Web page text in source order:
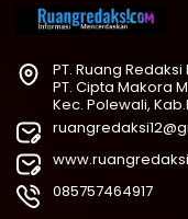
PT. Ruang
PT. Cipta Makora
Kec. Polewali,
085757464917